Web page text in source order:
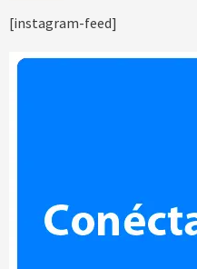
[instagram-feed]